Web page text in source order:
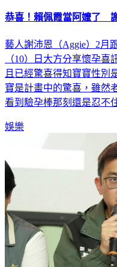
恭喜！賴佩霞當阿嬤了
藝人謝沛恩（Aggie）2月
（10）日大方分享懷孕喜
且已經驚喜得知寶寶性別
寶是計畫中的驚喜，雖然
看到驗孕棒那刻還是忍不
娛樂